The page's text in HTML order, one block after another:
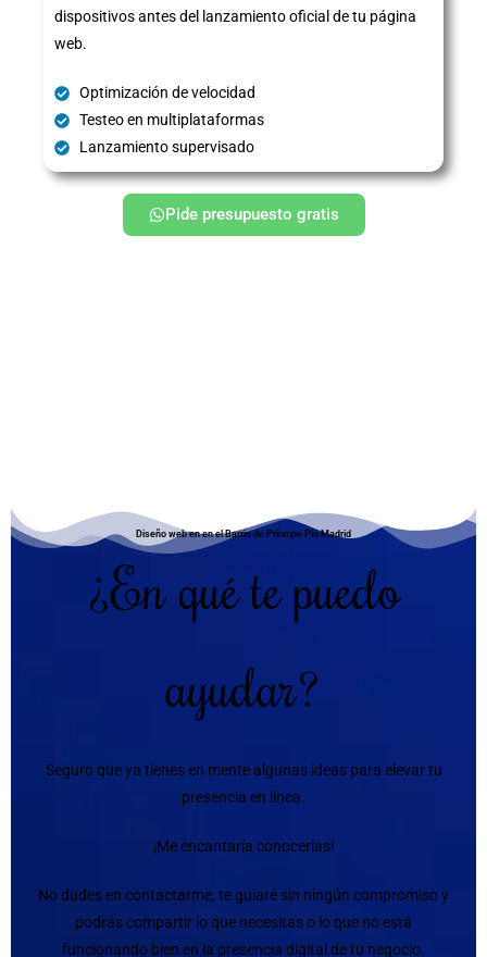
dispositivos antes del lanzamiento oficial de tu página
web.
Optimización de velocidad
Testeo en multiplataformas
Lanzamiento supervisado
Pide presupuesto gratis
Diseño web en en el Barrio de Príncipe Pío Madrid
¿En qué te puedo
ayudar?
Seguro que ya tienes en mente algunas ideas para elevar tu
presencia en línea.
¡Me encantaría conocerlas!
No dudes en contactarme; te guiaré sin ningún compromiso y
podrás compartir lo que necesitas o lo que no está
funcionando bien en la presencia digital de tu negocio.